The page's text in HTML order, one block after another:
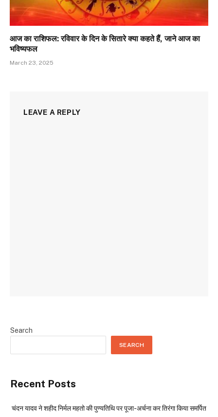
आज का राशिफल: रविवार के दिन के सितारे क्या कहते हैं, जाने आज का
भविष्यफल
March 23, 2025
LEAVE A REPLY
Search
SEARCH
Recent Posts
चंदन यादव ने शहीद निर्मल महतो की पुण्यतिथि पर पूजा-अर्चना कर तिरंगा किया समर्पित